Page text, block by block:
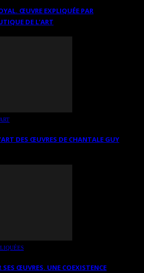
ŒUVRE EXPLIQUÉE PAR
DE L’ART
DES ŒUVRES DE CHANTALE GUY
SES ŒUVRES. UNE COEXISTENCE